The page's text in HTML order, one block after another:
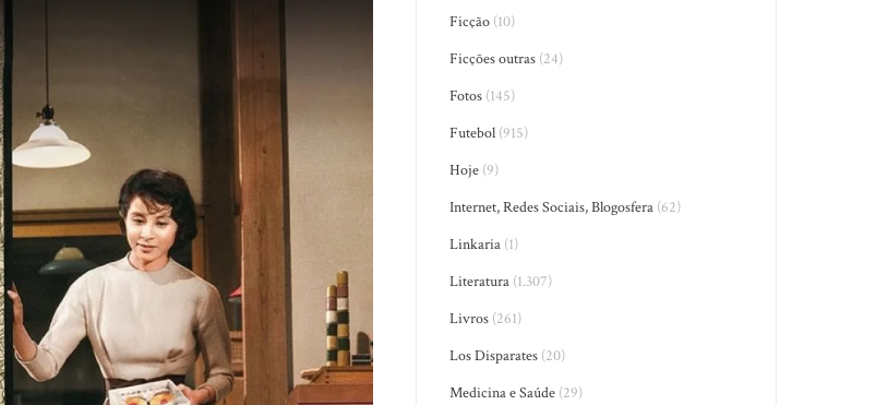
Ficção (10)
Ficções outras (24)
Fotos (145)
Futebol (915)
Hoje (9)
Internet, Redes Sociais, Blogosfera (62)
Linkaria (1)
Literatura (1.307)
Livros (261)
Los Disparates (20)
Medicina e Saúde (29)